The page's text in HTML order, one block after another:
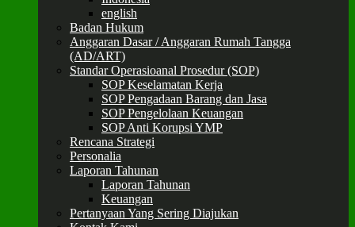
english
Badan Hukum
Anggaran Dasar / Anggaran Rumah Tangga
(AD/ART)
Standar Operasioanal Prosedur (SOP)
SOP Keselamatan Kerja
SOP Pengadaan Barang dan Jasa
SOP Pengelolaan Keuangan
SOP Anti Korupsi YMP
Rencana Strategi
Personalia
Laporan Tahunan
Laporan Tahunan
Keuangan
Pertanyaan Yang Sering Diajukan